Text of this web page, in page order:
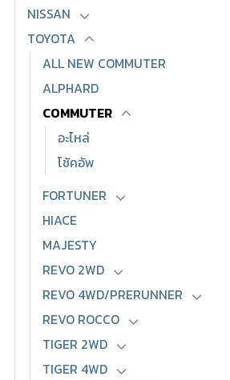
NISSAN
TOYOTA
ALL NEW COMMUTER
ALPHARD
COMMUTER
อะไหล่
โช้คอัพ
FORTUNER
HIACE
MAJESTY
REVO 2WD
REVO 4WD/PRERUNNER
REVO ROCCO
TIGER 2WD
TIGER 4WD